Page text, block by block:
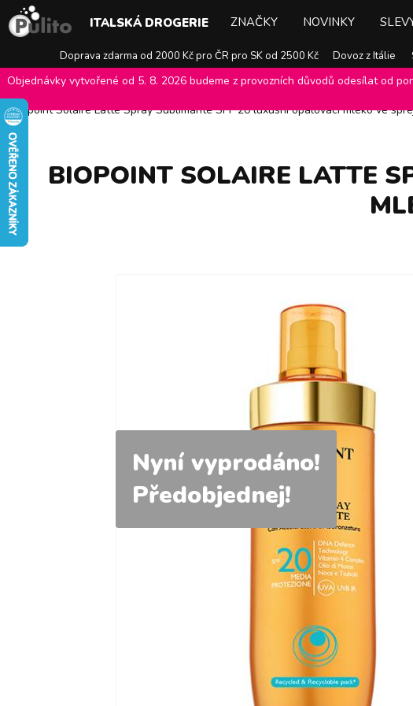
Doprava zdarma od 2000 Kč pro ČR pro SK od 2500 Kč Dovoz z Itálie
ITALSKÁ DROGERIE ZNAČKY NOVINKY
Objednávky vytvořené od 5. 8. 2026 budeme z provozních důvodů odesílat od
E-shop Pulito Opalovací mléka, krémy, oleje
Biopoint Solaire Latte Spray Sublimante SPF 20 luxusní opalovací mléko ve
BIOPOINT SOLAIRE LATTE
Nyní vyprodáno!
Předobjednej!